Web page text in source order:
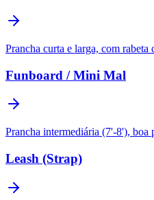
Prancha curta e larga, com
Funboard / Mini Mal
Prancha intermediária (7'-8'), boa
Leash (Strap)